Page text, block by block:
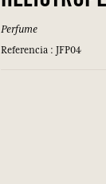
Perfume
Referencia : JFP04